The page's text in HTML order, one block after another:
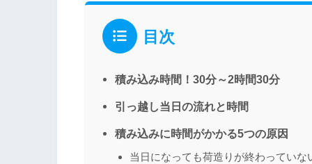
目次
積み込み時間！30分～2時間30分
引っ越し当日の流れと時間
積み込みに時間がかかる5つの原因
当日になっても荷造りが終わっていな